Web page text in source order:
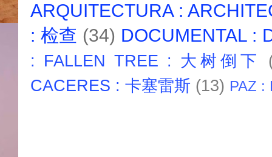
ARQUITECTURA :
: 检查 (34) DOCUMENTAL :
: FALLEN TREE : 大树倒下
CACERES : 卡塞雷斯 (13) PAZ :